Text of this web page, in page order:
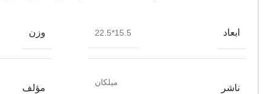
ابعاد 15.5*22.5 وزن
ناشر
میلکان
مؤلف